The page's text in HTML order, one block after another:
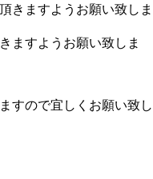
きますようお願い致しま
ますようお願い致しま
すので宜しくお願い致し